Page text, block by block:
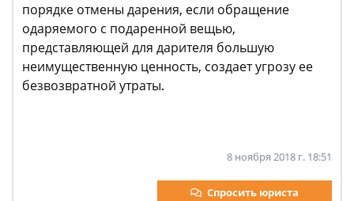
порядке отмены дарения, если обращение
одаряемого с подаренной вещью,
представляющей для дарителя большую
неимущественную ценность, создает угрозу ее
безвозвратной утраты.
8 ноября 2018 г. 18:51
Спросить юриста